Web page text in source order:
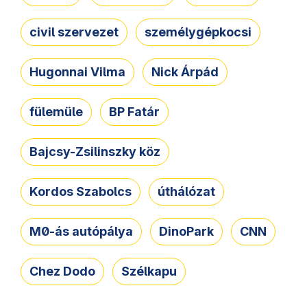
civil szervezet személygépkocsi
Hugonnai Vilma Nick Árpád
fülemüle BP Fatár
Bajcsy-Zsilinszky köz
Kordos Szabolcs úthálózat
M0-ás autópálya DinoPark CNN
Chez Dodo Szélkapu